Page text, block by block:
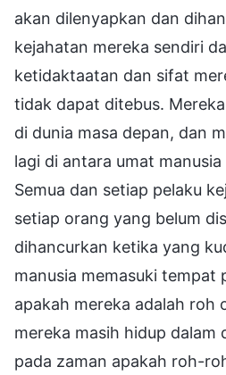
akan dilenyapkan dan
kejahatan mereka sendiri
ketidaktaatan dan sifat
tidak dapat ditebus.
di dunia masa depan, dan
lagi di antara umat
Semua dan setiap pelaku
setiap orang yang belum
dihancurkan ketika yang
manusia memasuki tempat
apakah mereka adalah roh
mereka masih hidup dalam
pada zaman apakah roh-